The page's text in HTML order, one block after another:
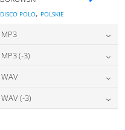
DISCO POLO, POLSKIE
MP3
cena:
DODAJ DO KOSZYKA
MP3 (-3)
DODAJ DO KOSZYKA
WAV
cena:
WAV (-3)